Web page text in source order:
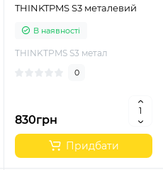
THINKTPMS S3 металевий
В наявності
THINKTPMS S3 метал
0
830грн
Придбати